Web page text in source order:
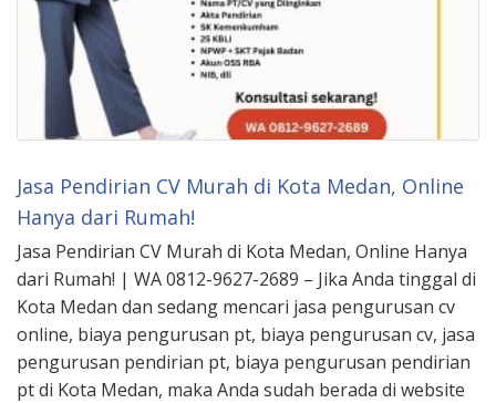
Jasa Pendirian CV Murah di Kota Medan, Online
Hanya dari Rumah!
Jasa Pendirian CV Murah di Kota Medan, Online Hanya
dari Rumah! | WA 0812-9627-2689 – Jika Anda tinggal di
Kota Medan dan sedang mencari jasa pengurusan cv
online, biaya pengurusan pt, biaya pengurusan cv, jasa
pengurusan pendirian pt, biaya pengurusan pendirian
pt di Kota Medan, maka Anda sudah berada di website